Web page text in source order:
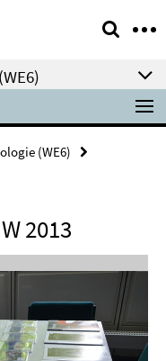
(WE6)
2013